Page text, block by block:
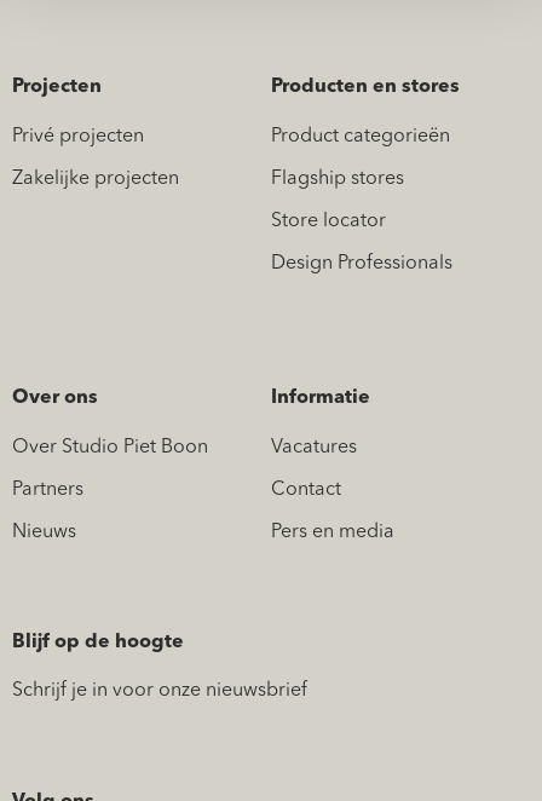
Projecten
Privé projecten
Zakelijke projecten
Producten en stores
Product categorieën
Flagship stores
Store locator
Design Professionals
Over ons
Over Studio Piet Boon
Partners
Nieuws
Informatie
Vacatures
Contact
Pers en media
Blijf op de hoogte
Schrijf je in voor onze nieuwsbrief